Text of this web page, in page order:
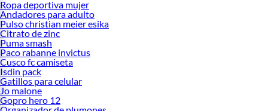
Ropa deportiva mujer
Andadores para adulto
Pulso christian meier esika
Citrato de zinc
Puma smash
Paco rabanne invictus
Cusco fc camiseta
Isdin pack
Gatillos para celular
Jo malone
Gopro hero 12